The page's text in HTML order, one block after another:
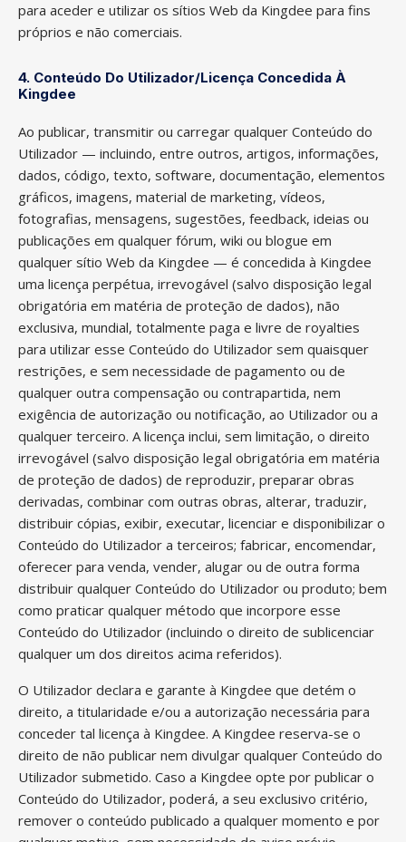
para aceder e utilizar os sítios Web da Kingdee para fins
próprios e não comerciais.
4. Conteúdo Do Utilizador/Licença Concedida À
Kingdee
Ao publicar, transmitir ou carregar qualquer Conteúdo do
Utilizador — incluindo, entre outros, artigos, informações,
dados, código, texto, software, documentação, elementos
gráficos, imagens, material de marketing, vídeos,
fotografias, mensagens, sugestões, feedback, ideias ou
publicações em qualquer fórum, wiki ou blogue em
qualquer sítio Web da Kingdee — é concedida à Kingdee
uma licença perpétua, irrevogável (salvo disposição legal
obrigatória em matéria de proteção de dados), não
exclusiva, mundial, totalmente paga e livre de royalties
para utilizar esse Conteúdo do Utilizador sem quaisquer
restrições, e sem necessidade de pagamento ou de
qualquer outra compensação ou contrapartida, nem
exigência de autorização ou notificação, ao Utilizador ou a
qualquer terceiro. A licença inclui, sem limitação, o direito
irrevogável (salvo disposição legal obrigatória em matéria
de proteção de dados) de reproduzir, preparar obras
derivadas, combinar com outras obras, alterar, traduzir,
distribuir cópias, exibir, executar, licenciar e disponibilizar o
Conteúdo do Utilizador a terceiros; fabricar, encomendar,
oferecer para venda, vender, alugar ou de outra forma
distribuir qualquer Conteúdo do Utilizador ou produto; bem
como praticar qualquer método que incorpore esse
Conteúdo do Utilizador (incluindo o direito de sublicenciar
qualquer um dos direitos acima referidos).
O Utilizador declara e garante à Kingdee que detém o
direito, a titularidade e/ou a autorização necessária para
conceder tal licença à Kingdee. A Kingdee reserva-se o
direito de não publicar nem divulgar qualquer Conteúdo do
Utilizador submetido. Caso a Kingdee opte por publicar o
Conteúdo do Utilizador, poderá, a seu exclusivo critério,
remover o conteúdo publicado a qualquer momento e por